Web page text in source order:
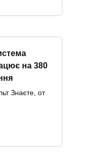
на 380
Знаєте, от